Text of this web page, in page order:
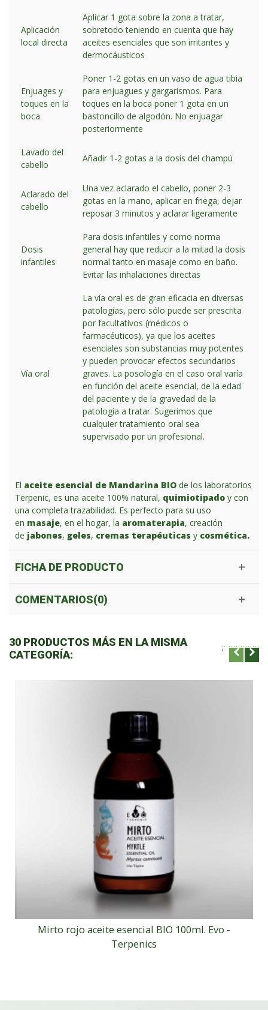
Aplicación
local directa
Aplicar 1 gota sobre la zona a tratar,
sobretodo teniendo en cuenta que hay
aceites esenciales que son irritantes y
dermocáusticos
Enjuages y
toques en la
boca
Poner 1-2 gotas en un vaso de agua tibia
para enjuagues y gargarismos. Para
toques en la boca poner 1 gota en un
bastoncillo de algodón. No enjuagar
posteriormente
Lavado del
cabello
Añadir 1-2 gotas a la dosis del champú
Aclarado del
cabello
Una vez aclarado el cabello, poner 2-3
gotas en la mano, aplicar en friega, dejar
reposar 3 minutos y aclarar ligeramente
Dosis
infantiles
Para dosis infantiles y como norma
general hay que reducir a la mitad la dosis
normal tanto en masaje como en baño.
Evitar las inhalaciones directas
Vía oral
La vía oral es de gran eficacia en diversas
patologías, pero sólo puede ser prescrita
por facultativos (médicos o
farmacéuticos), ya que los aceites
esenciales son substancias muy potentes
y pueden provocar efectos secundarios
graves. La posología en el caso oral varía
en función del aceite esencial, de la edad
del paciente y de la gravedad de la
patología a tratar. Sugerimos que
cualquier tratamiento oral sea
supervisado por un profesional.
El aceite esencial de Mandarina BIO de los laboratorios
Terpenic, es una aceite 100% natural, quimiotipado y con
una completa trazabilidad. Es perfecto para su uso
en masaje, en el hogar, la aromaterapia, creación
de jabones, geles, cremas terapéuticas y cosmética.
FICHA DE PRODUCTO
COMENTARIOS(0)
30 PRODUCTOS MÁS EN LA MISMA
CATEGORÍA:
Mirto rojo aceite esencial BIO 100ml. Evo -
Terpenics